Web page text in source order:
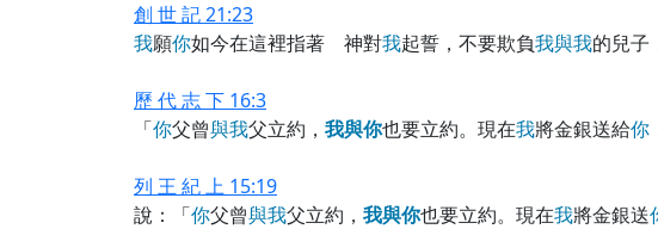
創 世 記 21:23
我願你如今在這裡指著 神對我起誓，不要欺負我與我的兒子
歷 代 志 下 16:3
「你父曾與我父立約， 我與你也要立約。現在我將金銀送給你
列 王 紀 上 15:19
說：「你父曾與我父立約， 我與你也要立約。現在我將金銀送